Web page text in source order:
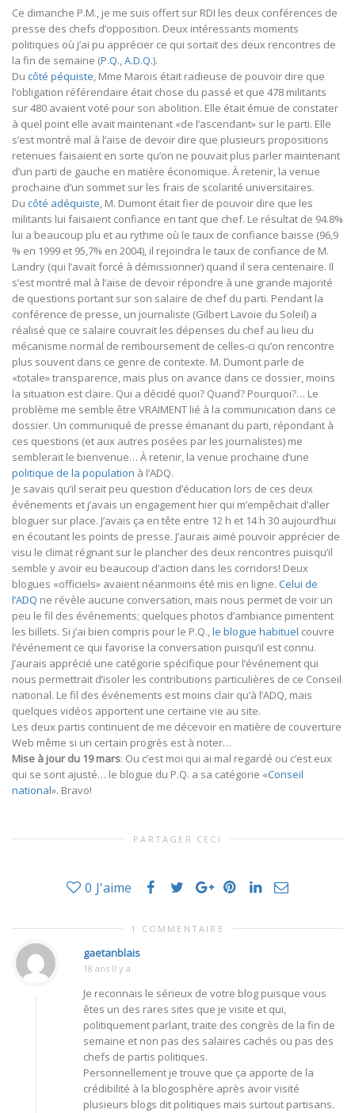
Ce dimanche P.M., je me suis offert sur RDI les deux conférences de
presse des chefs d’opposition. Deux intéressants moments
politiques où j’ai pu apprécier ce qui sortait des deux rencontres de
la fin de semaine (P.Q.,A.D.Q.).
Du côté péquiste, Mme Marois était radieuse de pouvoir dire que
l’obligation référendaire était chose du passé et que 478 militants
sur 480 avaient voté pour son abolition. Elle était émue de constater
à quel point elle avait maintenant «de l’ascendant» sur le parti. Elle
s’est montré mal à l’aise de devoir dire que plusieurs propositions
retenues faisaient en sorte qu’on ne pouvait plus parler maintenant
d’un parti de gauche en matière économique. À retenir, la venue
prochaine d’un sommet sur les frais de scolarité universitaires.
Du côté adéquiste, M. Dumont était fier de pouvoir dire que les
militants lui faisaient confiance en tant que chef. Le résultat de 94.8%
lui a beaucoup plu et au rythme où le taux de confiance baisse (96,9
% en 1999 et 95,7% en 2004), il rejoindra le taux de confiance de M.
Landry (qui l’avait forcé à démissionner) quand il sera centenaire. Il
s’est montré mal à l’aise de devoir répondre à une grande majorité
de questions portant sur son salaire de chef du parti. Pendant la
conférence de presse, un journaliste (Gilbert Lavoie du Soleil) a
réalisé que ce salaire couvrait les dépenses du chef au lieu du
mécanisme normal de remboursement de celles-ci qu’on rencontre
plus souvent dans ce genre de contexte. M. Dumont parle de
«totale» transparence, mais plus on avance dans ce dossier, moins
la situation est claire. Qui a décidé quoi? Quand? Pourquoi?… Le
problème me semble être VRAIMENT lié à la communication dans ce
dossier. Un communiqué de presse émanant du parti, répondant à
ces questions (et aux autres posées par les journalistes) me
semblerait le bienvenue… À retenir, la venue prochaine d’une
politique de la population à l’ADQ.
Je savais qu’il serait peu question d’éducation lors de ces deux
événements et j’avais un engagement hier qui m’empêchait d’aller
bloguer sur place. J’avais ça en tête entre 12 h et 14 h 30 aujourd’hui
en écoutant les points de presse. J’aurais aimé pouvoir apprécier de
visu le climat régnant sur le plancher des deux rencontres puisqu’il
semble y avoir eu beaucoup d’action dans les corridors! Deux
blogues «officiels» avaient néanmoins été mis en ligne. Celui de
l’ADQ ne révèle aucune conversation, mais nous permet de voir un
peu le fil des événements; quelques photos d’ambiance pimentent
les billets. Si j’ai bien compris pour le P.Q.,le blogue habituel couvre
l’événement ce qui favorise la conversation puisqu’il est connu.
J’aurais apprécié une catégorie spécifique pour l’événement qui
nous permettrait d’isoler les contributions particulières de ce Conseil
national. Le fil des événements est moins clair qu’à l’ADQ, mais
quelques vidéos apportent une certaine vie au site.
Les deux partis continuent de me décevoir en matière de couverture
Web même si un certain progrès est à noter…
Mise à jour du 19 mars: Ou c’est moi qui ai mal regardé ou c’est eux
qui se sont ajusté… le blogue du P.Q. a sa catégorie «Conseil
national». Bravo!
PARTAGER CECI
0 J'aime
1 COMMENTAIRE
gaetanblais
18 ans Il y a
Je reconnais le sérieux de votre blog puisque vous
êtes un des rares sites que je visite et qui,
politiquement parlant, traite des congrès de la fin de
semaine et non pas des salaires cachés ou pas des
chefs de partis politiques.
Personnellement je trouve que ça apporte de la
crédibilité à la blogosphère après avoir visité
plusieurs blogs dit politiques mais surtout partisans.